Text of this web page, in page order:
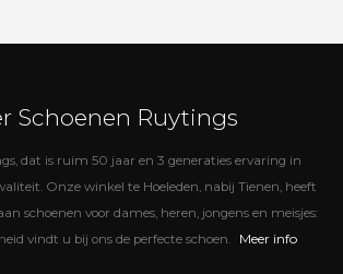
Schoenen Ruytings
dat is ruim 50 jaar en 3 generaties ervaring in
Onze winkel te Hoeleden, nabij Tienen, heeft
schoenen voor dames, heren, jongens en meisjes:
vindt u bij ons de perfecte schoen.
Meer info